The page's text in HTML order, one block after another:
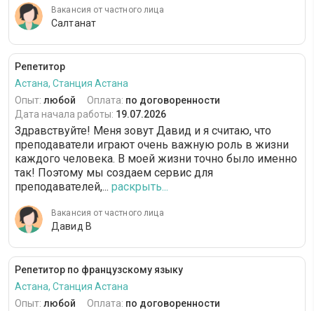
Вакансия от частного лица
Салтанат
Репетитор
Астана, Станция Астана
Опыт: любой Оплата: по договоренности
Дата начала работы: 19.07.2026
Здравствуйте! Меня зовут Давид и я считаю, что
преподаватели играют очень важную роль в жизни
каждого человека. В моей жизни точно было именно
так! Поэтому мы создаем сервис для
преподавателей,... раскрыть...
Вакансия от частного лица
Давид В
Репетитор по французскому языку
Астана, Станция Астана
Опыт: любой Оплата: по договоренности